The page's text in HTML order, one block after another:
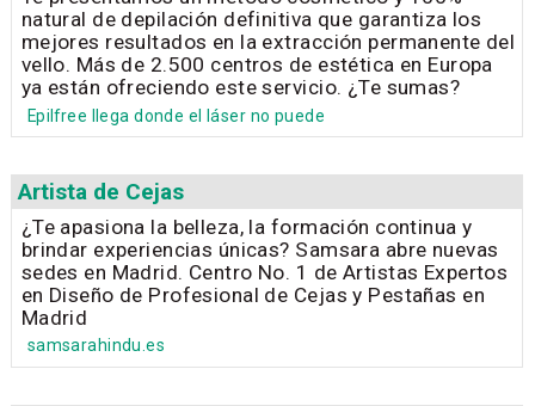
natural de depilación definitiva que garantiza los
mejores resultados en la extracción permanente del
vello. Más de 2.500 centros de estética en Europa
ya están ofreciendo este servicio. ¿Te sumas?
Epilfree llega donde el láser no puede
Artista de Cejas
¿Te apasiona la belleza, la formación continua y
brindar experiencias únicas? Samsara abre nuevas
sedes en Madrid. Centro No. 1 de Artistas Expertos
en Diseño de Profesional de Cejas y Pestañas en
Madrid
samsarahindu.es